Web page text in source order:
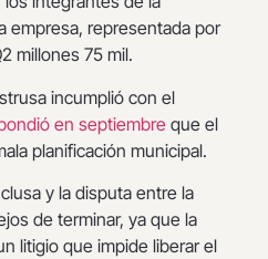
empresa, representada por
millones 75 mil.
incumplió con el
en septiembre que el
planificación municipal.
y la disputa entre la
de terminar, ya que la
litigio que impide liberar el